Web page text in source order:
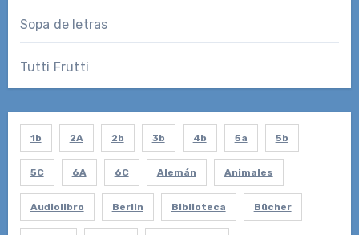
Sopa de letras
Tutti Frutti
1b 2A 2b 3b 4b 5a 5b
5C 6A 6C Alemán Animales
Audiolibro Berlin Biblioteca Bücher